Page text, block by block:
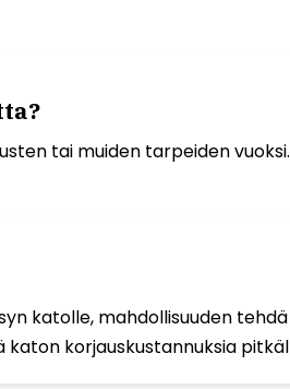
tai muiden tarpeiden
katolle, mahdollisuuden
korjauskustannuksia